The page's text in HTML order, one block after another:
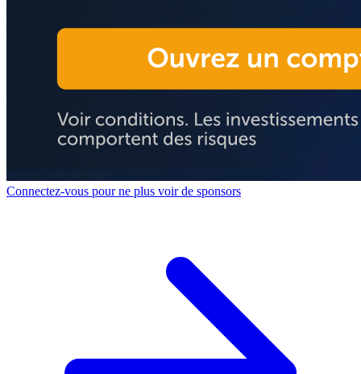
Connectez-vous pour ne plus voir de sponsors